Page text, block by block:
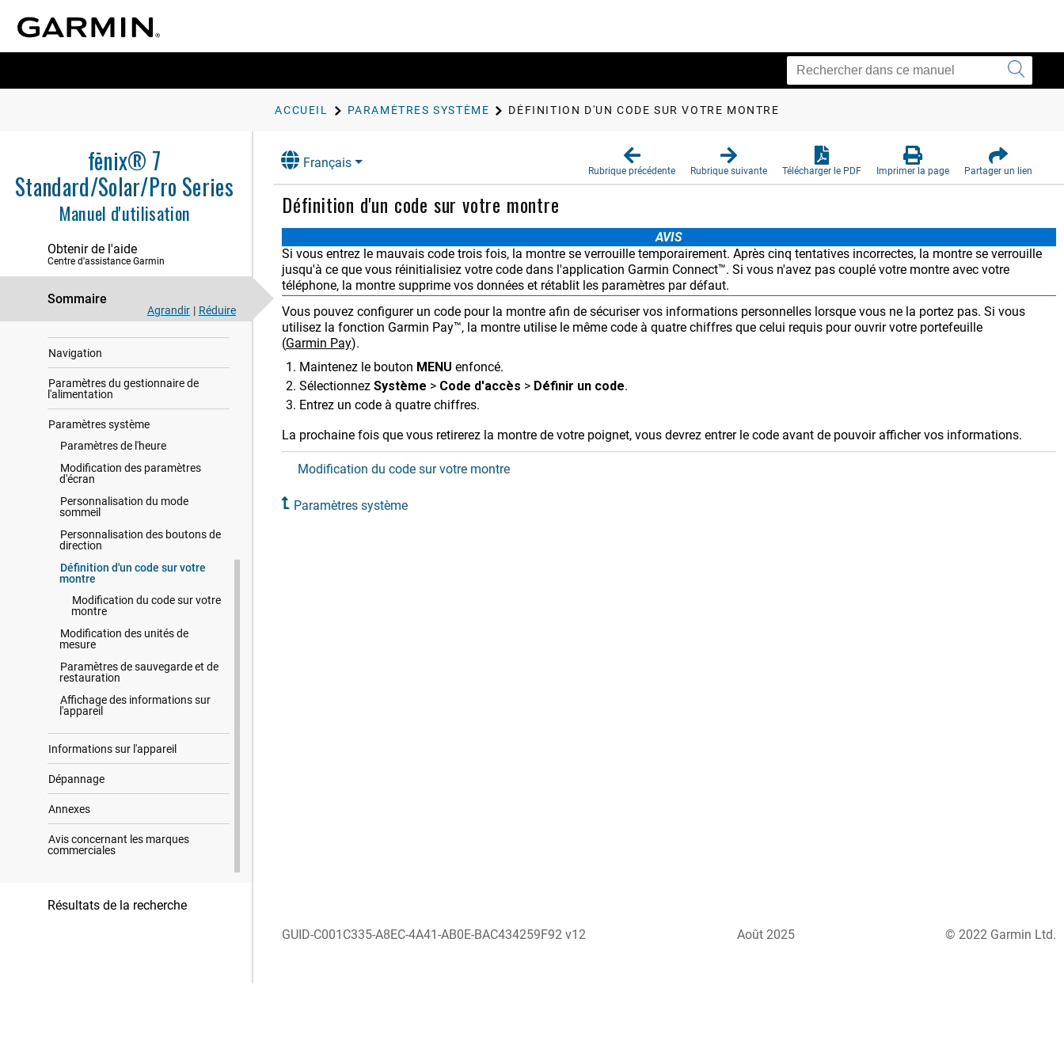
ACCUEIL PARAMÈTRES SYSTÈME DÉFINITION D'UN CODE SUR VOTRE MONTRE
fēnix® 7
Standard/Solar/Pro Series
Manuel d'utilisation
Obtenir de l'aide
Centre d'assistance Garmin
Sommaire
Agrandir | Réduire
Activités et applications
Entraînement
Profil utilisateur
Fonctions de suivi et de sécurité
Paramètres de santé et de bien-être
Navigation
Paramètres du gestionnaire de
l'alimentation
Paramètres système
Paramètres de l'heure
Modification des paramètres
d'écran
Personnalisation du mode
sommeil
Personnalisation des boutons de
direction
Définition d'un code sur votre
montre
Modification du code sur votre
montre
Modification des unités de
mesure
Paramètres de sauvegarde et de
restauration
Affichage des informations sur
l'appareil
Informations sur l'appareil
Dépannage
Annexes
Avis concernant les marques
commerciales
Résultats de la recherche
Français
Rubrique précédente Rubrique suivante Télécharger le PDF Imprimer la page Partager un lien
Définition d'un code sur votre montre
AVIS
Si vous entrez le mauvais code trois fois, la montre se verrouille temporairement. Après cinq tentatives incorrectes, la montre se verrouille
jusqu'à ce que vous réinitialisiez votre code dans l'application Garmin Connect™. Si vous n'avez pas couplé votre montre avec votre
téléphone, la montre supprime vos données et rétablit les paramètres par défaut.
Vous pouvez configurer un code pour la montre afin de sécuriser vos informations personnelles lorsque vous ne la portez pas. Si vous
utilisez la fonction Garmin Pay™, la montre utilise le même code à quatre chiffres que celui requis pour ouvrir votre portefeuille
(Garmin Pay).
Maintenez le bouton MENU enfoncé.
Sélectionnez Système > Code d'accès > Définir un code.
Entrez un code à quatre chiffres.
La prochaine fois que vous retirerez la montre de votre poignet, vous devrez entrer le code avant de pouvoir afficher vos informations.
Modification du code sur votre montre
Paramètres système
GUID-C001C335-A8EC-4A41-AB0E-BAC434259F92 v12 Août 2025 © 2022 Garmin Ltd.